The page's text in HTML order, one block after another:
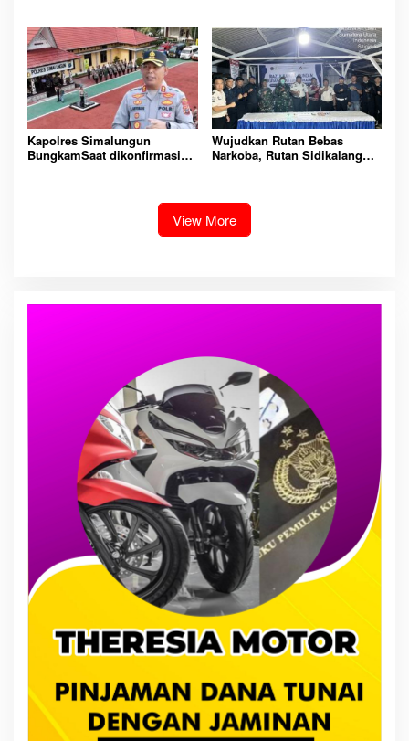
Dan Tangkap!
Padangsidimpuan
Kapolres Simalungun
BungkamSaat dikonfirmasi
Wujudkan Rutan Bebas
Narkoba, Rutan Sidikalang
View More